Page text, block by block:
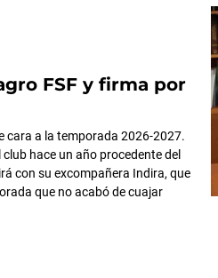
FSF y firma por
cara a la temporada 2026-2027.
hace un año procedente del
con su excompañera Indira, que
que no acabó de cuajar